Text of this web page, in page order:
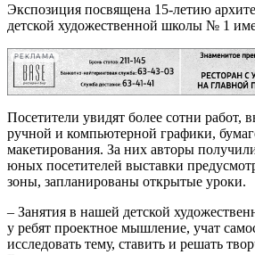
Экспозиция посвящена 15-летию
детской художественной школы № 1
РЕКЛАМА
Посетители увидят более сотни работ,
ручной и компьютерной графики,
макетирования. За них авторы
юных посетителей выставки
зоны, запланированы открытые уроки.
– Занятия в нашей детской
у ребят проектное мышление, учат
исследовать тему, ставить и решать